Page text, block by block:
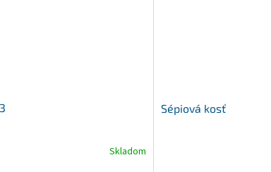
Skladom
Sépiová kosť